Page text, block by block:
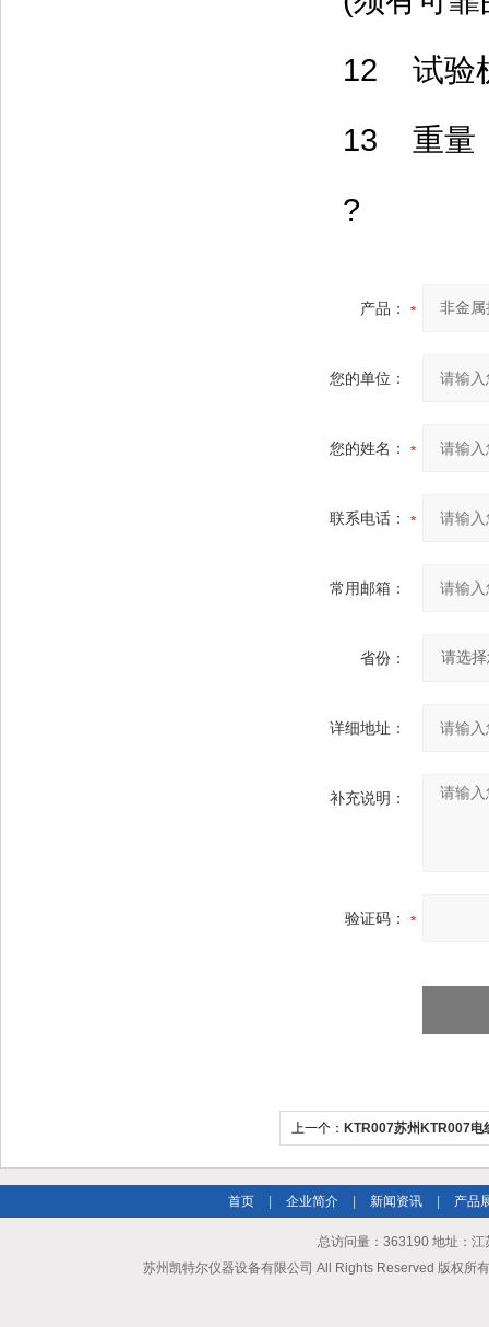
12 试验机
13 重量
?
产品：
您的单位：
您的姓名：
联系电话：
常用邮箱：
省份：
详细地址：
补充说明：
验证码：
上一个： KTR007苏州KTR007电
首页 企业简介 新闻资讯 产品
总访问量：363190 地址：
苏州凯特尔仪器设备有限公司 All Rights Reserved 版权所